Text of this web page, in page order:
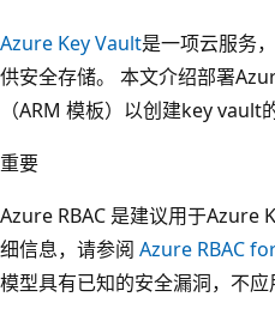
Azure Key Vault是一项云服务
供安全存储。 本文介绍部署
（ARM 模板）以创建key vault
重要
Azure RBAC 是建议用于Azure
细信息，请参阅 Azure RBAC
模型具有已知的安全漏洞，不应